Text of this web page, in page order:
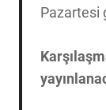
Pazartesi